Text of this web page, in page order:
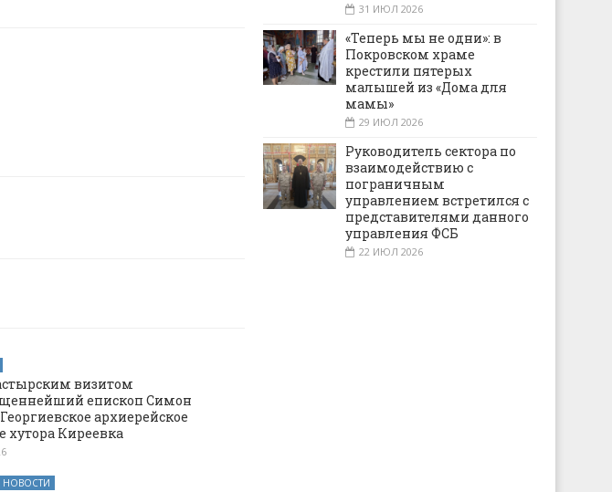
визитом
епископ Симон
архиерейское
хутора Киреевка
НОВОСТИ
31 ИЮЛ 2026
«Теперь мы не одни»: в
Покровском храме
крестили пятерых
малышей из «Дома для
мамы»
29 ИЮЛ 2026
Руководитель сектора по
взаимодействию с
пограничным
управлением встретился с
представителями данного
управления ФСБ
22 ИЮЛ 2026